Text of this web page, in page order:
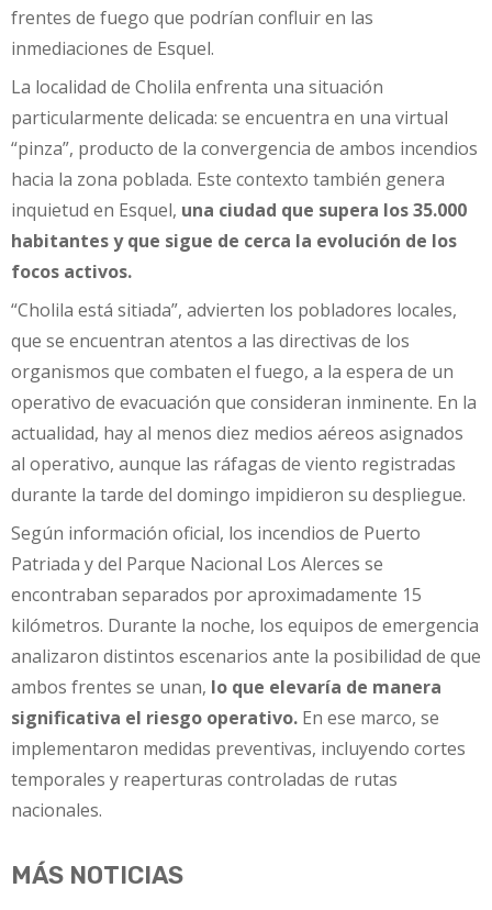
frentes de fuego que podrían confluir en las
inmediaciones de Esquel.
La localidad de Cholila enfrenta una situación
particularmente delicada: se encuentra en una virtual
“pinza”, producto de la convergencia de ambos incendios
hacia la zona poblada. Este contexto también genera
inquietud en Esquel, una ciudad que supera los 35.000
habitantes y que sigue de cerca la evolución de los
focos activos.
“Cholila está sitiada”, advierten los pobladores locales,
que se encuentran atentos a las directivas de los
organismos que combaten el fuego, a la espera de un
operativo de evacuación que consideran inminente. En la
actualidad, hay al menos diez medios aéreos asignados
al operativo, aunque las ráfagas de viento registradas
durante la tarde del domingo impidieron su despliegue.
Según información oficial, los incendios de Puerto
Patriada y del Parque Nacional Los Alerces se
encontraban separados por aproximadamente 15
kilómetros. Durante la noche, los equipos de emergencia
analizaron distintos escenarios ante la posibilidad de que
ambos frentes se unan, lo que elevaría de manera
significativa el riesgo operativo. En ese marco, se
implementaron medidas preventivas, incluyendo cortes
temporales y reaperturas controladas de rutas
nacionales.
MÁS NOTICIAS